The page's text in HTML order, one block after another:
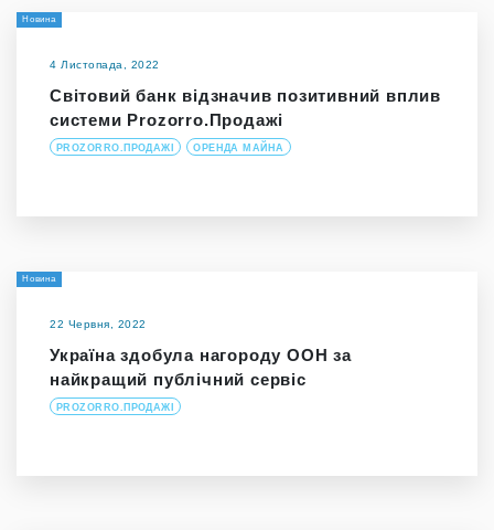
Новина
4 Листопада, 2022
Світовий банк відзначив позитивний вплив
системи Prozorro.Продажі
PROZORRO.ПРОДАЖІ ОРЕНДА МАЙНА
Новина
22 Червня, 2022
Україна здобула нагороду ООН за
найкращий публічний сервіс
PROZORRO.ПРОДАЖІ